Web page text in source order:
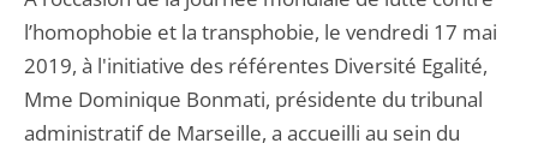
l’homophobie et la transphobie, le vendredi 17 mai
2019, à l'initiative des référentes Diversité Egalité,
Mme Dominique Bonmati, présidente du tribunal
administratif de Marseille, a accueilli au sein du